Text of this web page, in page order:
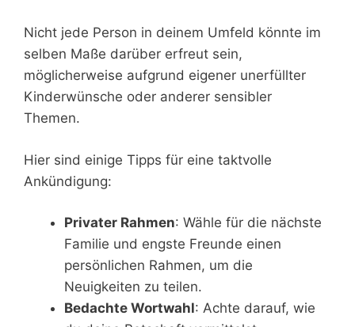
Nicht jede Person in deinem Umfeld könnte im
selben Maße darüber erfreut sein,
möglicherweise aufgrund eigener unerfüllter
Kinderwünsche oder anderer sensibler
Themen.
Hier sind einige Tipps für eine taktvolle
Ankündigung:
Privater Rahmen: Wähle für die nächste
Familie und engste Freunde einen
persönlichen Rahmen, um die
Neuigkeiten zu teilen.
Bedachte Wortwahl: Achte darauf, wie